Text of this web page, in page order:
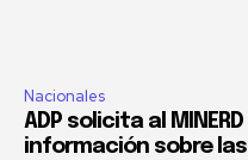
Nacionales
ADP solicita al MINERD
información sobre las